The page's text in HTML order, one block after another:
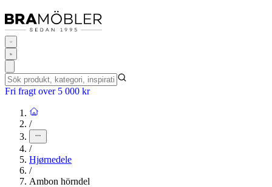
Fri fragt over 5 000 kr
/
/
Hjørnedele
/
Ambon hörndel